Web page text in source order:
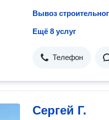
Ещё 8 услуг
Телефон
Сергей Г.